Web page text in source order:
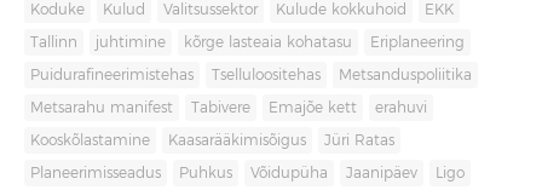
Koduke Kulud Valitsussektor Kulude kokkuhoid EKK
Tallinn juhtimine kõrge lasteaia kohatasu Eriplaneering
Puidurafineerimistehas Tselluloositehas Metsanduspoliitika
Metsarahu manifest Tabivere Emajõe kett erahuvi
Kooskõlastamine Kaasarääkimisõigus Jüri Ratas
Planeerimisseadus Puhkus Võidupüha Jaanipäev Ligo